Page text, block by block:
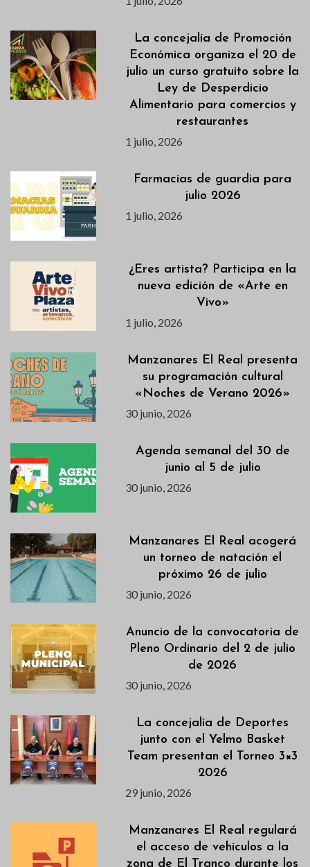
La concejalía de Promoción
Económica organiza el 20 de
julio un curso gratuito sobre la
Ley de Desperdicio
Alimentario para comercios y
restaurantes
1 julio, 2026
Farmacias de guardia para
julio 2026
1 julio, 2026
¿Eres artista? Participa en la
nueva edición de «Arte en
Vivo»
1 julio, 2026
Manzanares El Real presenta
su programación cultural
«Noches de Verano 2026»
30 junio, 2026
Agenda semanal del 30 de
junio al 5 de julio
30 junio, 2026
Manzanares El Real acogerá
un torneo de natación el
próximo 26 de julio
30 junio, 2026
Anuncio de la convocatoria de
Pleno Ordinario del 2 de julio
de 2026
30 junio, 2026
La concejalía de Deportes
junto con el Yelmo Basket
Team presentan el Torneo 3×3
2026
29 junio, 2026
Manzanares El Real regulará
el acceso de vehículos a la
zona de El Tranco durante los